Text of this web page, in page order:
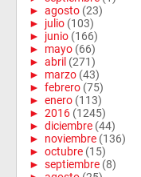
► agosto (23)
► julio (103)
► junio (166)
► mayo (66)
► abril (271)
► marzo (43)
► febrero (75)
► enero (113)
► 2016 (1245)
► diciembre (44)
► noviembre (136)
► octubre (15)
► septiembre (8)